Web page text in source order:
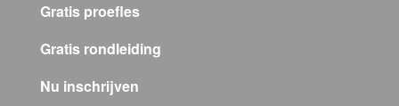
Gratis proefles
Gratis rondleiding
Nu inschrijven